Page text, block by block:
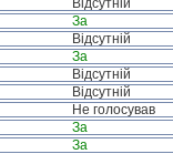
Відсутній
За
Відсутній
За
Відсутній
Відсутній
Не голосував
За
За